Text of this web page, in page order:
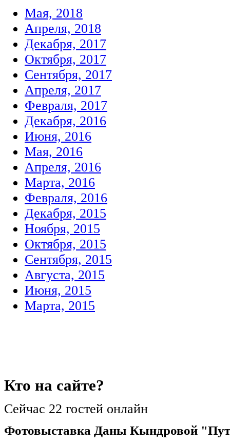
Мая, 2018
Апреля, 2018
Декабря, 2017
Октября, 2017
Сентября, 2017
Апреля, 2017
Февраля, 2017
Декабря, 2016
Июня, 2016
Мая, 2016
Апреля, 2016
Марта, 2016
Февраля, 2016
Декабря, 2015
Ноября, 2015
Октября, 2015
Сентября, 2015
Августа, 2015
Июня, 2015
Марта, 2015
Кто на сайте?
Сейчас 22 гостей онлайн
Фотовыставка Даны Кындровой